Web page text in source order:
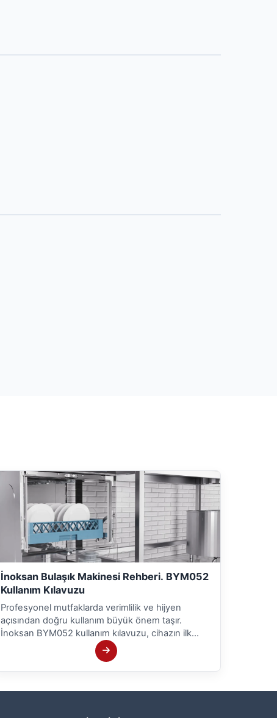
İnoksan Bulaşık Makinesi Rehberi. BYM052
Kullanım Kılavuzu
Profesyonel mutfaklarda verimlilik ve hijyen
açısından doğru kullanım büyük önem taşır.
İnoksan BYM052 kullanım kılavuzu, cihazın ilk
kurulumundan günlük bakımına kadar tüm süreci
adım adım açıklar. Bu rehber sayesinde sanayi tipi
bulaşık makinesi performansını en üst seviyede